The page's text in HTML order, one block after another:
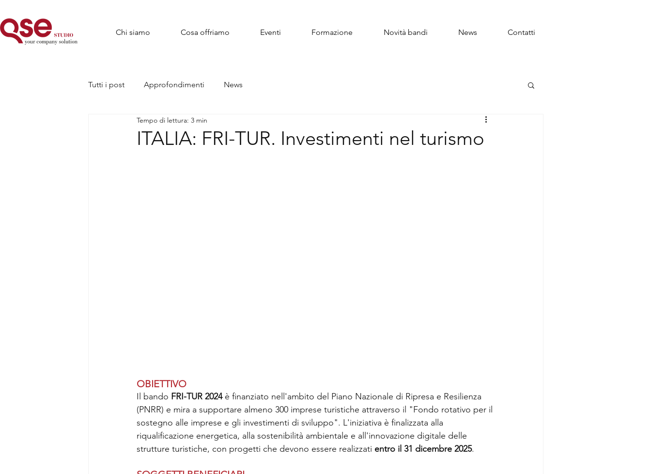
Chi siamo Cosa offriamo Eventi Formazione Novità bandi News Contatti
Tutti i post Approfondimenti News
ITALIA: FRI-TUR. Investimenti nel turismo
Tempo di lettura: 3 min
OBIETTIVO
Il bando FRI-TUR 2024 è finanziato nell'ambito del Piano Nazionale di Ripresa e Resilienza
(PNRR) e mira a supportare almeno 300 imprese turistiche attraverso il "Fondo rotativo per il
sostegno alle imprese e gli investimenti di sviluppo". L'iniziativa è finalizzata alla
riqualificazione energetica, alla sostenibilità ambientale e all'innovazione digitale delle
strutture turistiche, con progetti che devono essere realizzati entro il 31 dicembre 2025.